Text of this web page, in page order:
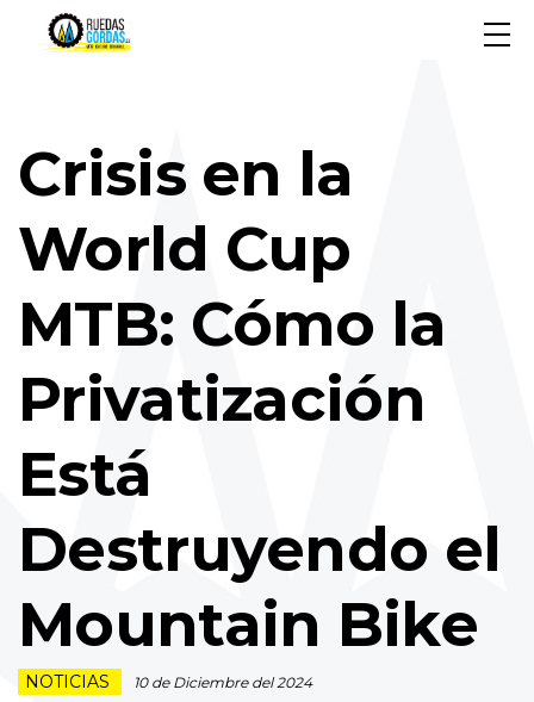
Crisis en la
World Cup
MTB: Cómo la
Privatización
Está
Destruyendo el
Mountain Bike
NOTICIAS 10 de Diciembre del 2024